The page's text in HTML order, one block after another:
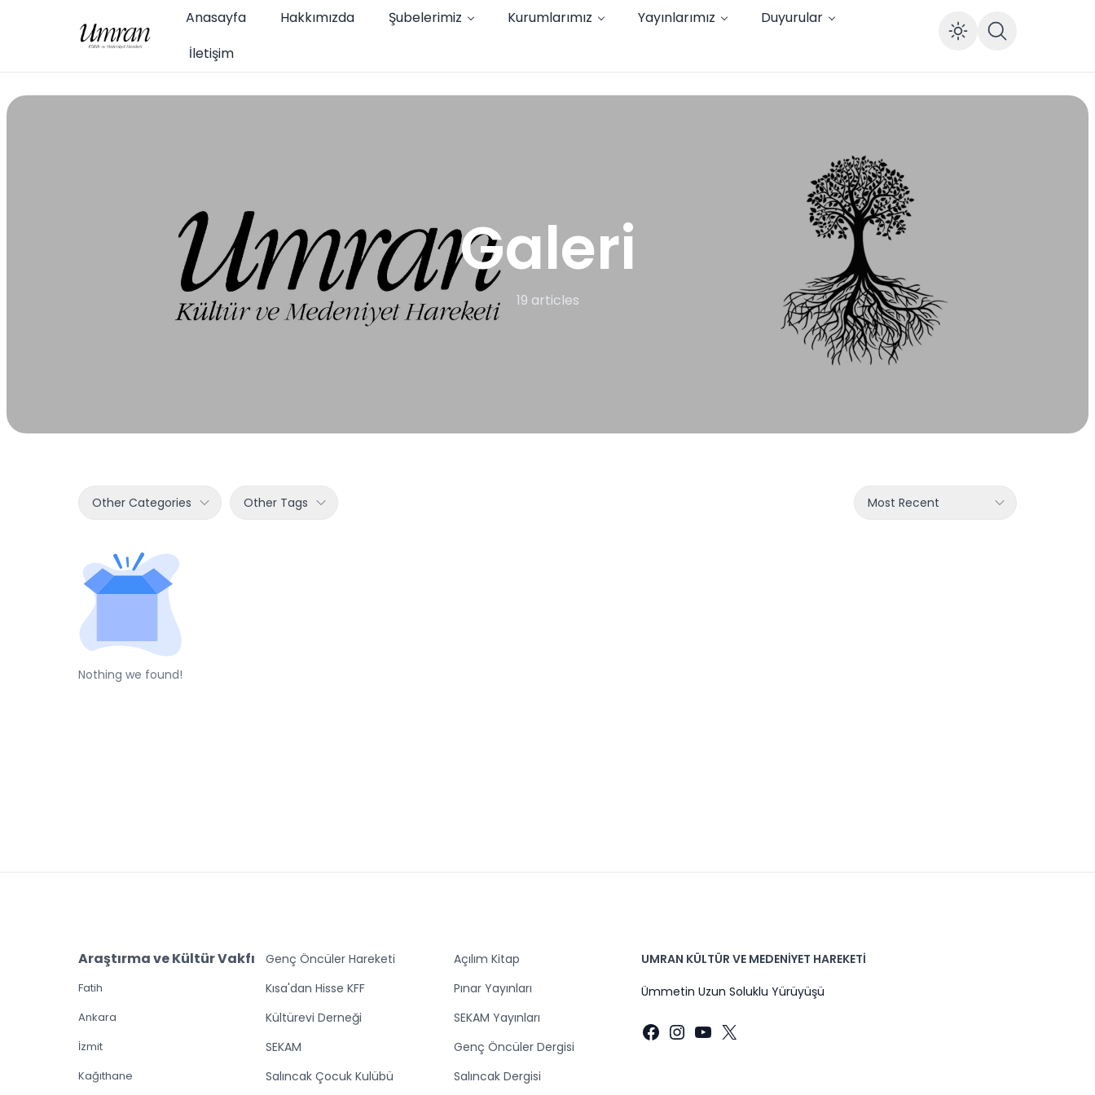
Anasayfa Hakkımızda Şubelerimiz Kurumlarımız Yayınlarımız
Duyurular
İletişim
Enable
Galeri
19 articles
Other Categories Other Tags Most Recent
Nothing we found!
Araştırma ve Kültür Vakfı
Fatih
Ankara
İzmit
Kağıthane
Genç Öncüler Hareketi
Kısa'dan Hisse KFF
Kültürevi Derneği
SEKAM
Salıncak Çocuk Kulübü
Açılım Kitap
Pınar Yayınları
SEKAM Yayınları
Genç Öncüler Dergisi
Salıncak Dergisi
UMRAN KÜLTÜR VE MEDENİYET HAREKETİ
Ümmetin Uzun Soluklu Yürüyüşü
Facebook
Instagram
YouTube
X